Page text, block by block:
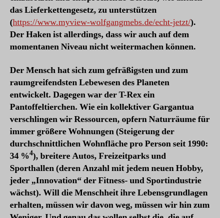
das Lieferkettengesetz, zu unterstützen
(https://www.myview-wolfgangmebs.de/echt-jetzt/).
Der Haken ist allerdings, dass wir auch auf dem
momentanen Niveau nicht weitermachen können.
Der Mensch hat sich zum gefräßigsten und zum
raumgreifendsten Lebewesen des Planeten
entwickelt. Dagegen war der T-Rex ein
Pantoffeltierchen. Wie ein kollektiver Gargantua
verschlingen wir Ressourcen, opfern Naturräume für
immer größere Wohnungen (Steigerung der
durchschnittlichen Wohnfläche pro Person seit 1990:
34 %4), breitere Autos, Freizeitparks und
Sporthallen (deren Anzahl mit jedem neuen Hobby,
jeder „Innovation“ der Fitness- und Sportindustrie
wächst). Will die Menschheit ihre Lebensgrundlagen
erhalten, müssen wir davon weg, müssen wir hin zum